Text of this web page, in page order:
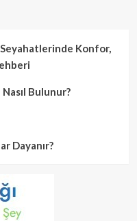
Konfor,
Bulunur?
Dayanır?